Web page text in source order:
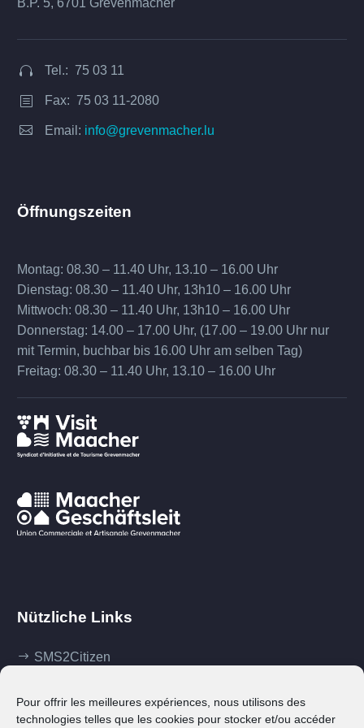
Pour offrir les meilleures expériences, nous utilisons des
technologies telles que les cookies pour stocker et/ou accéder
B.P. 5, 6701 Grevenmacher

 Tel.: 75 03 11
b
b Fax: 75 03 11-2080

 Email: info@grevenmacher.lu
Öffnungszeiten
Montag: 08.30 – 11.40 Uhr, 13.10 – 16.00 Uhr
Dienstag: 08.30 – 11.40 Uhr, 13h10 – 16.00 Uhr
Mittwoch: 08.30 – 11.40 Uhr, 13h10 – 16.00 Uhr
Donnerstag: 14.00 – 17.00 Uhr, (17.00 – 19.00 Uhr nur
mit Termin, buchbar bis 16.00 Uhr am selben Tag)
Freitag: 08.30 – 11.40 Uhr, 13.10 – 16.00 Uhr
Nützliche Links
SMS2Citizen
Ma commune